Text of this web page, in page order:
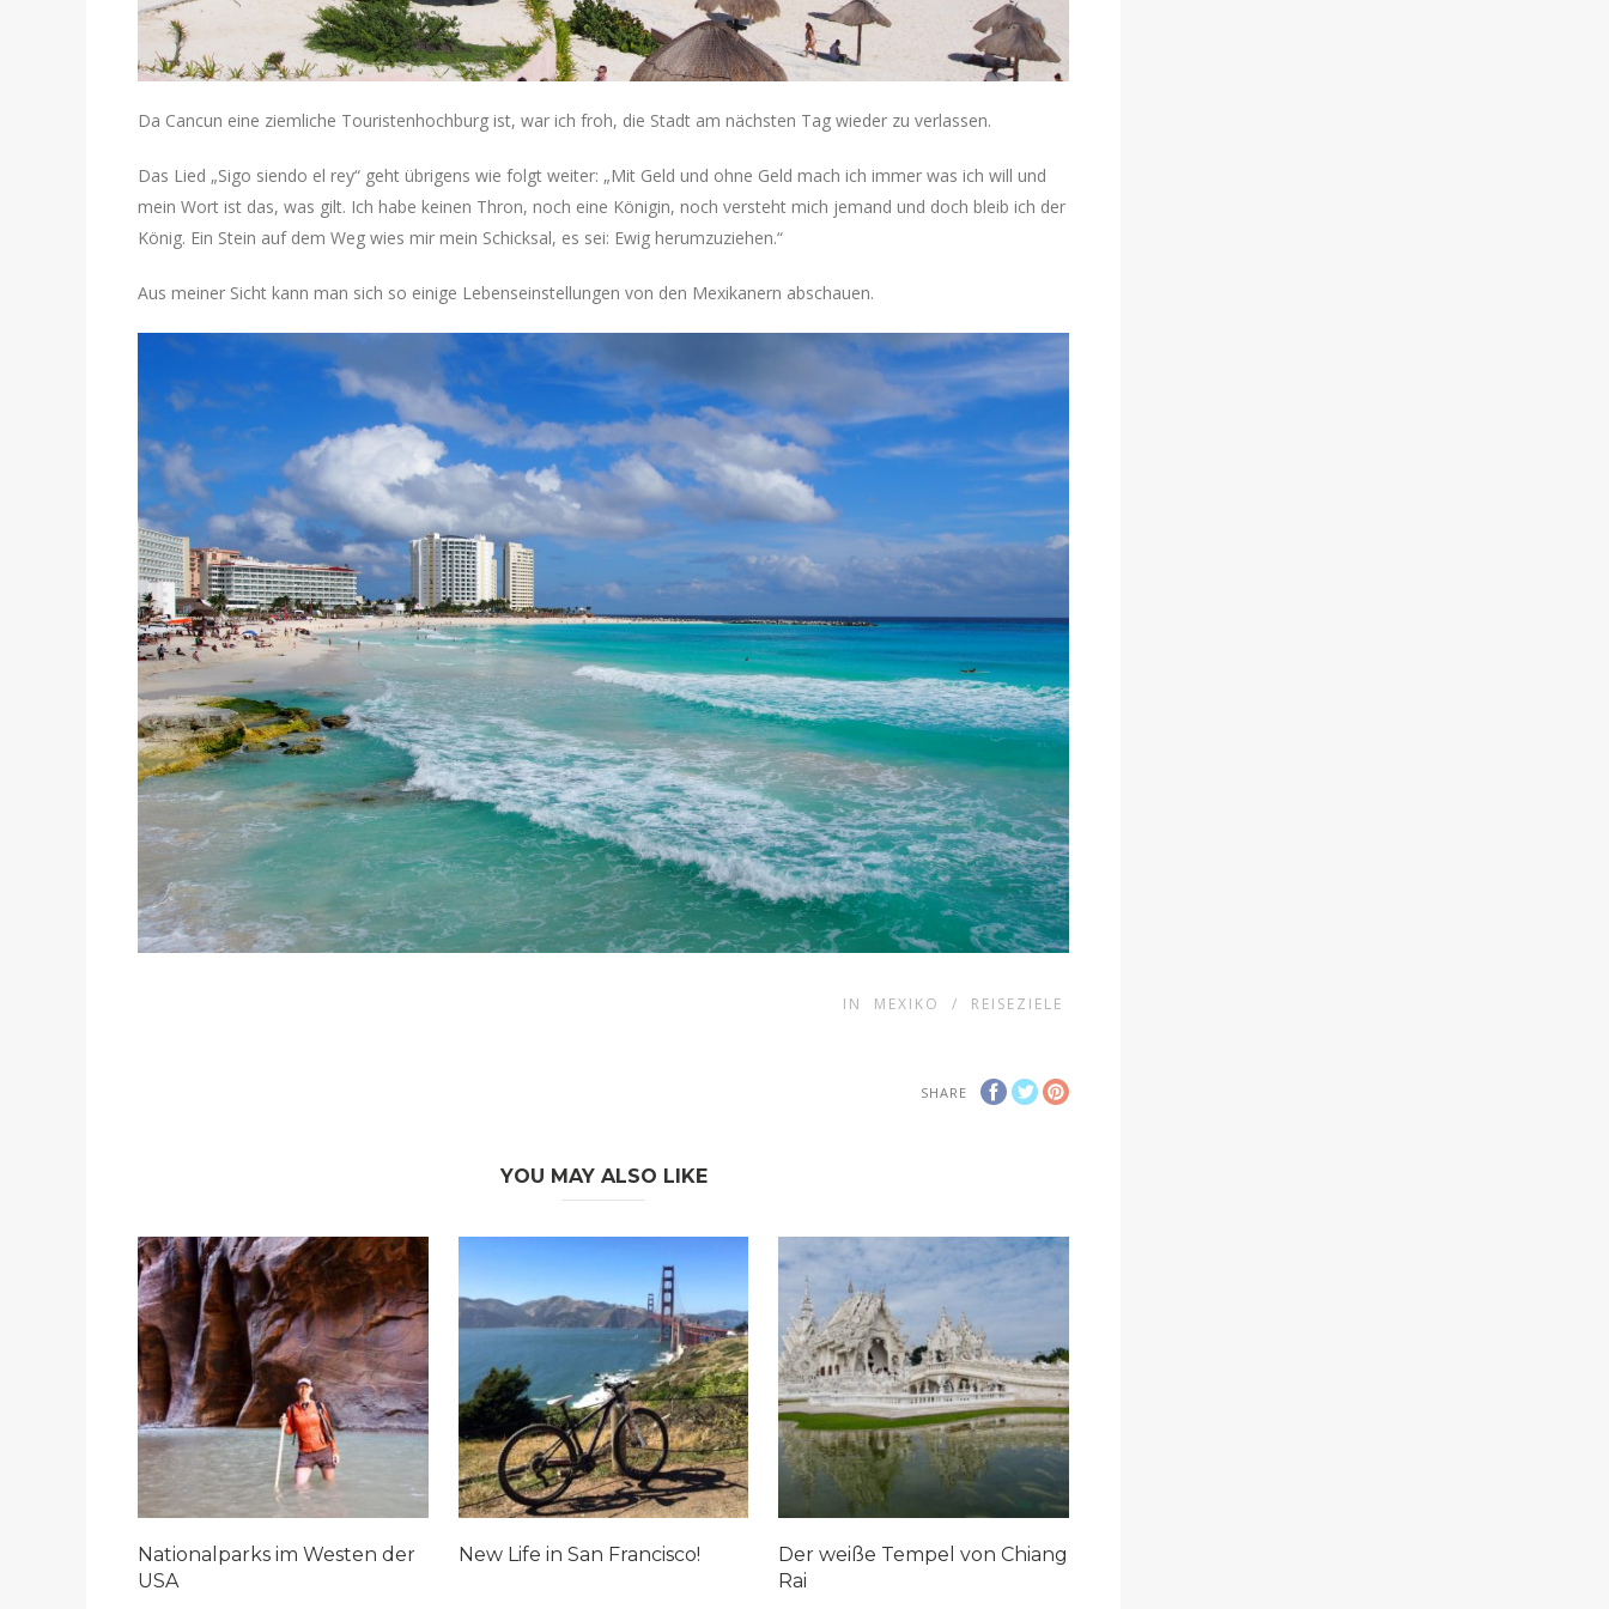
Da Cancun eine ziemliche Touristenhochburg ist, war ich froh, die Stadt am nächsten Tag wieder zu verlassen.
Das Lied „Sigo siendo el rey“ geht übrigens wie folgt weiter: „Mit Geld und ohne Geld mach ich immer was ich will und
mein Wort ist das, was gilt. Ich habe keinen Thron, noch eine Königin, noch versteht mich jemand und doch bleib ich der
König. Ein Stein auf dem Weg wies mir mein Schicksal, es sei: Ewig herumzuziehen.“
Aus meiner Sicht kann man sich so einige Lebenseinstellungen von den Mexikanern abschauen.
IN MEXIKO / REISEZIELE
SHARE
YOU MAY ALSO LIKE
Nationalparks im Westen der
USA
New Life in San Francisco!
Der weiße Tempel von Chiang
Rai